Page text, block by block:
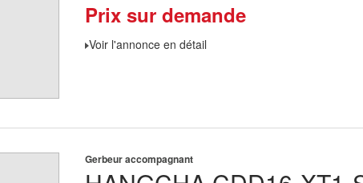
Prix sur demande
Voir l'annonce en détail
Gerbeur accompagnant